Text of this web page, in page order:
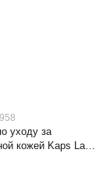
уходу за
кожей Kaps Lack